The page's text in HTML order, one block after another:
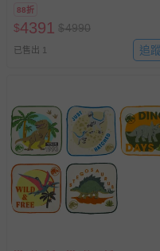
新費用）。
經消費者拆封之影
非以有形媒介提供
上服務，經消費者
戲或活動點數等）。
已拆封之以下類型
-個人衛生用品（例
墊、寢具類等）。
-新生兒親膚衣物（
-接觸性孕哺產品（
88折
$4391 $4990
已售出 1 追蹤